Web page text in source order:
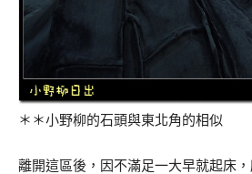
＊＊小野柳的石頭與東北角的相似
離開這區後，因不滿足一大早就起床